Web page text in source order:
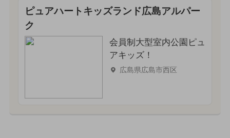
ピュアハートキッズランド広島アルパー
ク
会員制大型室内公園ピュ
アキッズ！
広島県広島市西区